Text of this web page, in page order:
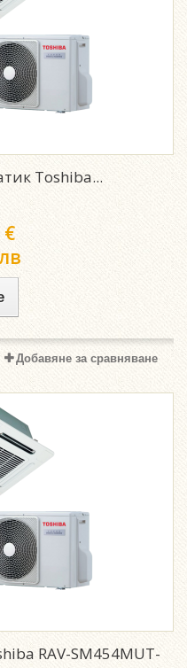
Toshiba...
€
Добавяне за сравняване
RAV-SM454MUT-